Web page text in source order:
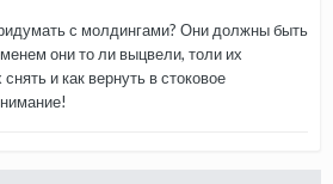
с молдингами? Они должны быть
они то ли выцвели, толи их
и как вернуть в стоковое